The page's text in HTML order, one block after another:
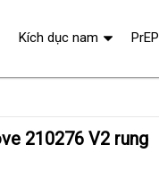
Kích dục nam PrEP